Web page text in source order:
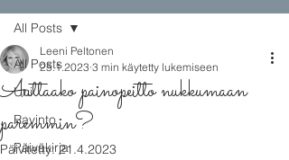
All Posts
Uni
Ravinto
Päiväkirja
All Posts
Auttaako painopeitto nukkumaan
paremmin?
Leeni Peltonen
25.1.2023 3 min käytetty lukemiseen
Päivitetty:21.4.2023